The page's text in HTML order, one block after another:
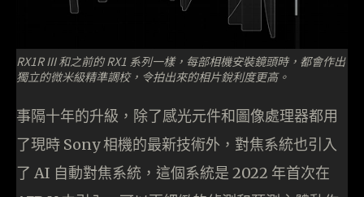
RX1R III 和之前的 RX1 系列一樣，每部相機安裝鏡頭時，都會作出
獨立的微米級精準調校，令拍出來的相片銳利度更高。
事隔十年的升級，除了感光元件和圖像處理器都用
了現時 Sony 相機的最新技術外，對焦系統也引入
了 AI 自動對焦系統，這個系統是 2022 年首次在